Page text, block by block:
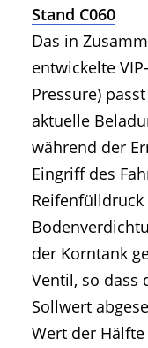
Stand C060
Das in
entwickelte
Pressure)
aktuelle
während der
Eingriff des
der Korntank
Ventil, so dass
Sollwert
Wert der